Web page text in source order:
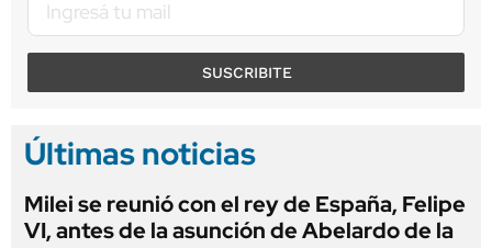
SUSCRIBITE
Últimas noticias
Milei se reunió con el rey de España, Felipe
VI, antes de la asunción de Abelardo de la